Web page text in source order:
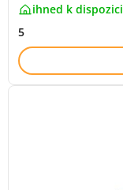
ihned k dispozici
5